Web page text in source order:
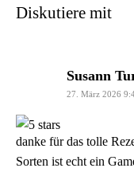
Diskutiere mit
Susann
27. März 2026
danke für das tolle
Sorten ist echt ein